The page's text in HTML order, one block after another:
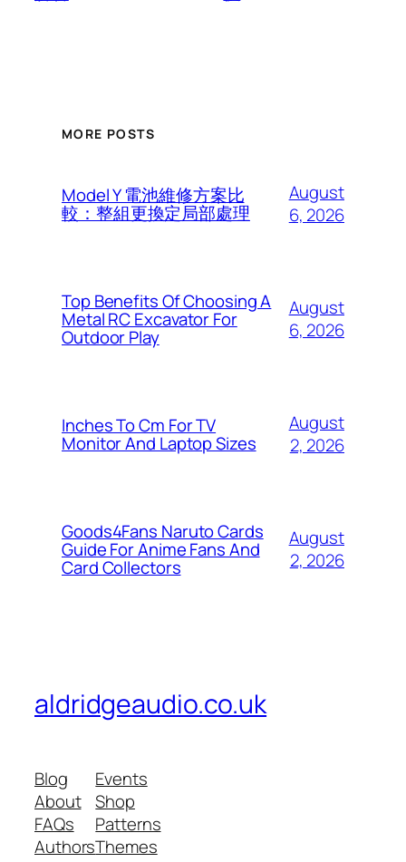
MORE POSTS
Model Y 電池維修方案比
較：整組更換定局部處理
August
6, 2026
Top Benefits Of Choosing A
Metal RC Excavator For
Outdoor Play
August
6, 2026
Inches To Cm For TV
Monitor And Laptop Sizes
August
2, 2026
Goods4Fans Naruto Cards
Guide For Anime Fans And
Card Collectors
August
2, 2026
aldridgeaudio.co.uk
Blog
About
FAQs
Authors
Events
Shop
Patterns
Themes